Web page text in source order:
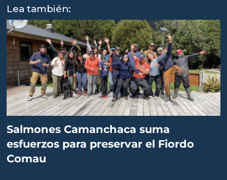
Lea también:
Salmones Camanchaca suma
esfuerzos para preservar el Fiordo
Comau